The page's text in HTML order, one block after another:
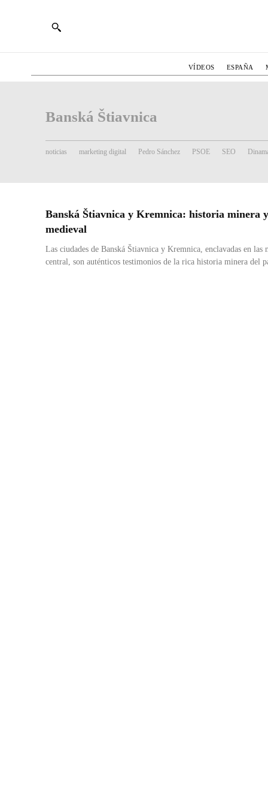
VÍDEOS ESPAÑA
Banská Štiavnica
noticias marketing digital Pedro Sánchez PSOE SEO
Banská Štiavnica y Kremnica: historia minera
medieval
Las ciudades de Banská Štiavnica y Kremnica, enclavadas en las
central, son auténticos testimonios de la rica historia minera del